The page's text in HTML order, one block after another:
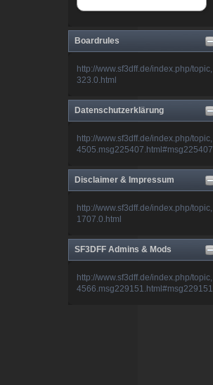
deciever
aye aye
Fleetadmiral J.J. Belar
Habs gesehen, ich antworte am
@belar du hast ne pm
Boardrules
http://www.sf3dff.de/index.php/topic,
323.0.html
Datenschutzerklärung
http://www.sf3dff.de/index.php/topic,
4505.msg225407.html#msg225407
Disclaimer & Impressum
http://www.sf3dff.de/index.php/topic,
1707.0.html
SF3DFF Admins & Mods
http://www.sf3dff.de/index.php/topic,
4566.msg229151.html#msg229151